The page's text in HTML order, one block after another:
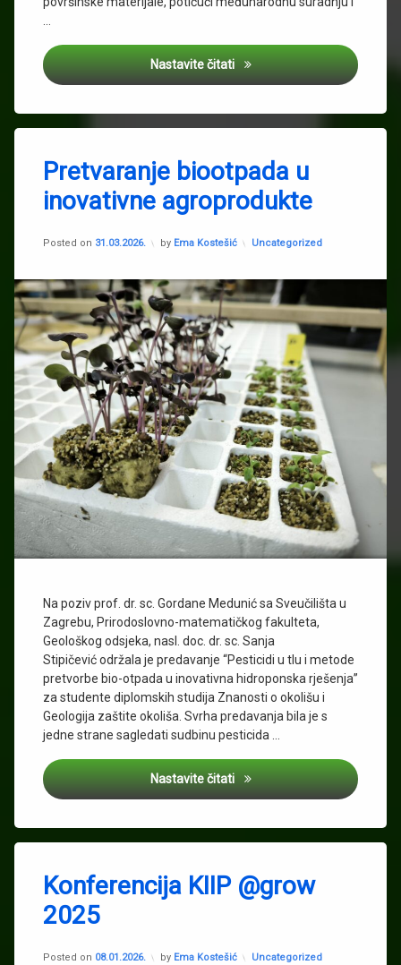
Nastavite čitati IMS 2026 – Inovativni
Pretvaranje biootpada u
inovativne agroprodukte
Posted on 31.03.2026.
Updated on 31.03.2026.
by Ema Kostešić Kategorije:
Uncategorized
Na poziv prof. dr. sc. Gordane Medunić sa Sveučilišta u
Zagrebu, Prirodoslovno-matematičkog fakulteta,
Geološkog odsjeka, nasl. doc. dr. sc. Sanja
Stipičević održala je predavanje “Pesticidi u tlu i metode
pretvorbe bio-otpada u inovativna hidroponska rješenja”
za studente diplomskih studija Znanosti o okolišu i
Geologija zaštite okoliša. Svrha predavanja bila je s
jedne strane sagledati sudbinu pesticida …
Nastavite čitati Pretvaranje biootpada u
Biootpad
inovativna
rješenja
Stipičević
Was2grow
Konferencija KIIP @grow
2025
Posted on 08.01.2026.
Updated on 03.02.2026.
by Ema Kostešić Kategorije:
Uncategorized
Agronomski
fakultet
Gabrijel
inovativna